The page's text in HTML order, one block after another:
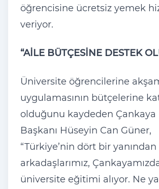
öğrencisine ücretsiz yemek
veriyor.
“AİLE BÜTÇESİNE DESTEK
Üniversite öğrencilerine
uygulamasının bütçelerine
olduğunu kaydeden Çankaya
Başkanı Hüseyin Can Güner,
“Türkiye’nin dört bir
arkadaşlarımız,
üniversite eğitimi alıyor. Ne